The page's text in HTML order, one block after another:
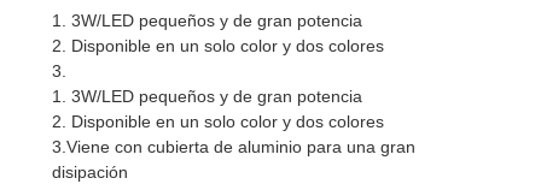
1. 3W/LED pequeños y de gran potencia
2. Disponible en un solo color y dos colores
3.
1. 3W/LED pequeños y de gran potencia
2. Disponible en un solo color y dos colores
3.Viene con cubierta de aluminio para una gran
disipación